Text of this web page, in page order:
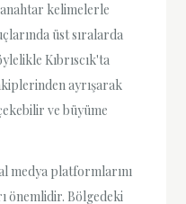
kelimelerle
üst sıralarda
Kıbrıscık'ta
ayrışarak
ve büyüme
medya platformlarını
önemlidir. Bölgedeki